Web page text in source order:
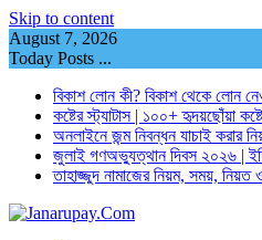
Skip to content
August 7, 2026
Today Posts ...
বিকাশ লোন কী? বিকাশ থেকে লোন
কষ্টের স্ট্যাটাস | ১০০+ হৃদয়ছোঁয়া
অনলাইনে জন্ম নিবন্ধন যাচাই করার
জুলাই গণঅভ্যুত্থান দিবস ২০২৬ |
তাহাজ্জুদ নামাজের নিয়ম, সময়,